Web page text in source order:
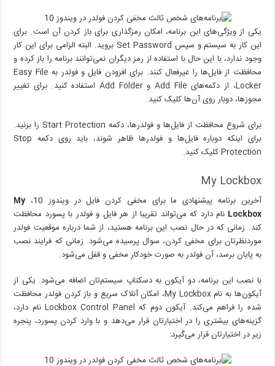
یکی از ویژگی‌های این برنامه، امکان رمزگذاری برای باز کردن آن است. برای
این کار به سیستم و سپس Set Password بروید. البته الزامی برای این کار
وجود ندارد، با این حال با استفاده از رمز دیگران نمی‌توانند برنامه را باز کرده و
محافظت از فایل‌ها را غیرفعال کنند. برای افزودن فایل و فولدر به Easy File
Locker، از دکمه‌های Add File و Add Folder استفاده کنید. برای تغییر
مجوزها، دوبار روی آن‌ها کلیک کنید.
برای شروع محافظت از فایل‌ها و فولدرها، دکمه Start Protection را بزنید.
برای اینکه دوباره فایل‌ها و فولدرها ظاهر شوند، باید روی دکمه Stop
Protection کلیک کنید.
My Lockbox
آخرین برنامه پیشنهادی ما برای مخفی کردن فایل در ویندوز 10،
My
Lockbox نام دارد که می‌تواند تقریبا از هر فایل و فولدر با پسورد محافظت
کند. زمانی که در حال نصب این برنامه هستید، از شما درباره موقعیت فولدر
موردنظرتان برای مخفی کردن، سوال پرسیده می‌شود. زمانی که فرایند نصب
به پایان برسد، آن فولدر به صورت خودکار مخفی و قفل می‌شود.
با نصب این برنامه، دو آیکون به دسکتاپ سیستم‌تان اضافه می‌شود. یکی از
آیکون‌ها به نام My Lockbox، امکان آنلاک سریع و باز کردن فولدر محافظت
شده را فراهم می‌کند. آیکون دوم که Lockbox Control Panel نام دارد،
گزینه‌های بیشتری را در اختیارتان قرار می‌دهد و با وارد کردن پسورد، پنجره
زیر در اختیارتان قرار می‌گیرد: